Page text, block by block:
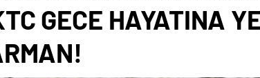
GECE HAYATINA